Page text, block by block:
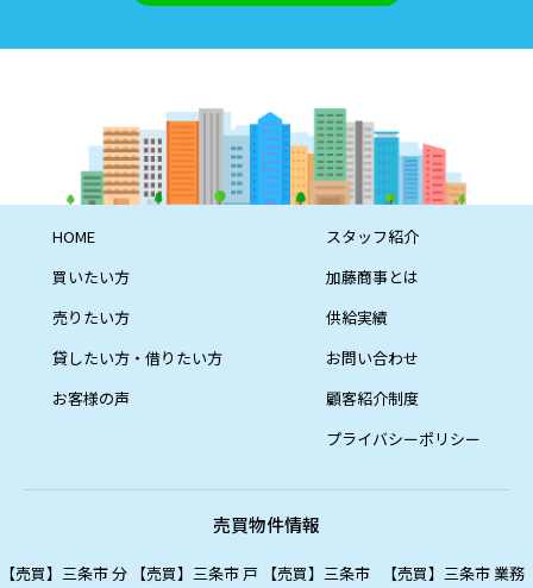
HOME
買いたい方
売りたい方
貸したい方・借りたい方
お客様の声
スタッフ紹介
加藤商事とは
供給実績
お問い合わせ
顧客紹介制度
プライバシーポリシー
売買物件情報
【売買】三条市 分 【売買】三条市 戸 【売買】三条市
【売買】三条市 業務